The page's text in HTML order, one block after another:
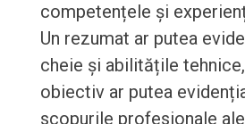
competențele și
Un rezumat ar putea
cheie și abilitățile
obiectiv ar putea
scopurile profesionale